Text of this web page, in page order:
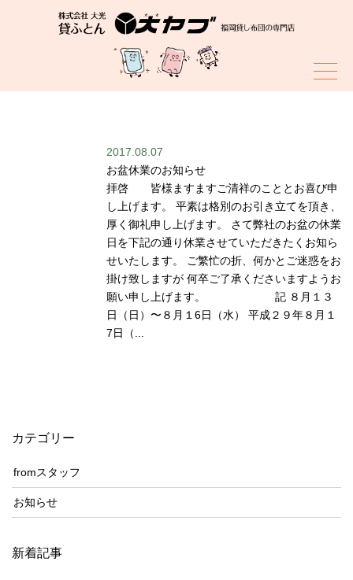
スタッフブログ
2017.08.07
お盆休業のお知らせ
拝啓 皆様ますますご清祥のこととお喜び申
し上げます。 平素は格別のお引き立てを頂き、
厚く御礼申し上げます。 さて弊社のお盆の休業
日を下記の通り休業させていただきたくお知ら
せいたします。 ご繁忙の折、何かとご迷惑をお
掛け致しますが 何卒ご了承くださいますようお
願い申し上げます。 記 ８月１３
日（日）〜８月１6日（水） 平成２９年８月１
7日（...
カテゴリー
fromスタッフ
お知らせ
新着記事